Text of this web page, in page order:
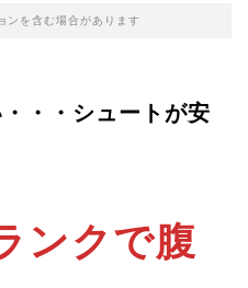
ンを含む場合があります
・・シュートが安
ンクで腹